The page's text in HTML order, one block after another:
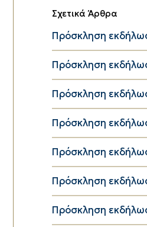
Σχετικά Άρθρα
Πρόσκληση
Πρόσκληση
Πρόσκληση
Πρόσκληση
Πρόσκληση
Πρόσκληση
Πρόσκληση